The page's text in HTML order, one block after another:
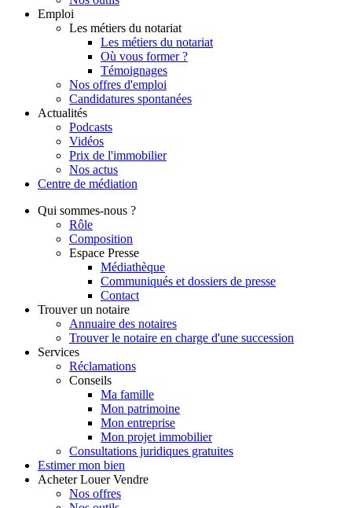
Emploi
Les métiers du notariat
Les métiers du notariat
Où vous former ?
Témoignages
Nos offres d'emploi
Candidatures spontanées
Actualités
Podcasts
Vidéos
Prix de l'immobilier
Nos actus
Centre de médiation
Qui sommes-nous ?
Rôle
Composition
Espace Presse
Médiathèque
Communiqués et dossiers de presse
Contact
Trouver un notaire
Annuaire des notaires
Trouver le notaire en charge d'une succession
Services
Réclamations
Conseils
Ma famille
Mon patrimoine
Mon entreprise
Mon projet immobilier
Consultations juridiques gratuites
Estimer mon bien
Acheter Louer Vendre
Nos offres